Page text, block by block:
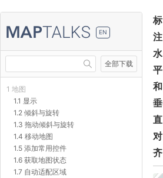
EN
全部下载
1 地图
1.1 显示
1.2 倾斜与旋转
1.3 拖动倾斜与旋转
1.4 移动地图
1.5 添加常用控件
1.6 获取地图状态
1.7 自动适配区域
标
注
水
平
和
垂
直
对
齐